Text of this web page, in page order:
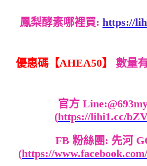
鳳梨酵素哪裡買: https://
優惠碼【AHEA50】 數量
官方
(https://lihi1.cc/
FB 粉絲團: 先河
(https://